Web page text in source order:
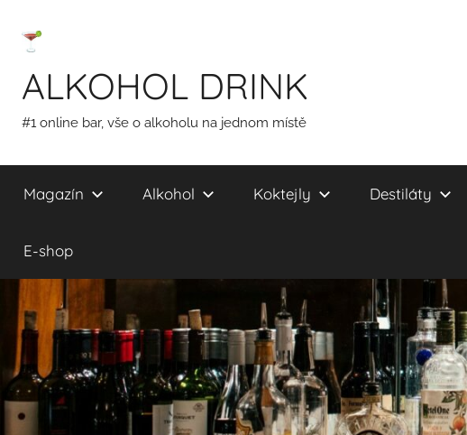
ALKOHOL DRINK
#1 online bar, vše o alkoholu na jednom místě
Magazín Alkohol Koktejly Destiláty
E-shop